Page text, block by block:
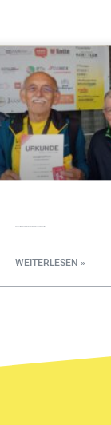
WEITERLESEN »